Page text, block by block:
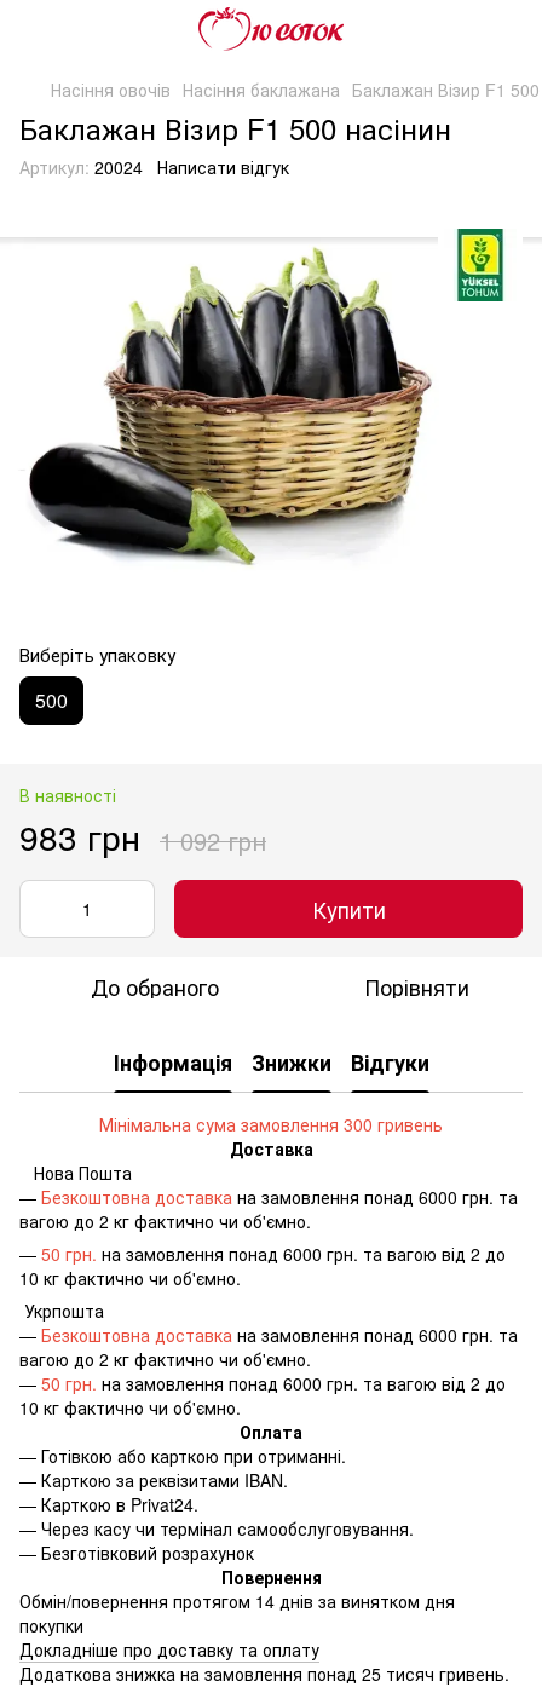
Насіння овочів Насіння баклажана Баклажан Візир F1 500
Баклажан Візир F1 500 насінин
Артикул: 20024 Написати відгук
Виберіть упаковку
500
В наявності
983 грн 1 092 грн
Купити
До обраного Порівняти
Інформація Знижки Відгуки
Мінімальна сума замовлення 300 гривень
Доставка
Нова Пошта
— Безкоштовна доставка на замовлення понад 6000 грн. та
вагою до 2 кг фактично чи об'ємно.
— 50 грн. на замовлення понад 6000 грн. та вагою від 2 до
10 кг фактично чи об'ємно.
Укрпошта
— Безкоштовна доставка на замовлення понад 6000 грн. та
вагою до 2 кг фактично чи об'ємно.
— 50 грн. на замовлення понад 6000 грн. та вагою від 2 до
10 кг фактично чи об'ємно.
Оплата
— Готівкою або карткою при отриманні.
— Карткою за реквізитами IBAN.
— Карткою в Privat24.
— Через касу чи термінал самообслуговування.
— Безготівковий розрахунок
Повернення
Обмін/повернення протягом 14 днів за винятком дня
покупки
Докладніше про доставку та оплату
Додаткова знижка на замовлення понад 25 тисяч гривень.